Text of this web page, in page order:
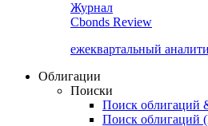
Журнал
Cbonds Review
ежеквартальный
Облигации
Поиски
Поиск облигаций
Поиск облигаций